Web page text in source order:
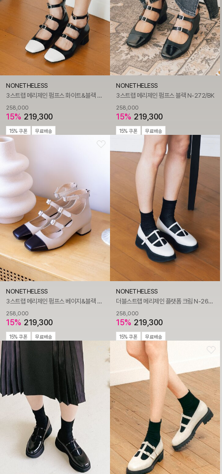
NONETHELESS
3스트랩 메리제인 펌프스 화이트&블랙 N-272/WH
258,000
15% 219,300
15% 쿠폰 무료배송
NONETHELESS
3스트랩 메리제인 펌프스 블랙 N-272/BK
258,000
15% 219,300
15% 쿠폰 무료배송
NONETHELESS
3스트랩 메리제인 펌프스 베이지&블랙 N-272/BG
258,000
15% 219,300
15% 쿠폰 무료배송
NONETHELESS
더블스트랩 메리제인 플랫폼 크림 N-268/CR
258,000
15% 219,300
15% 쿠폰 무료배송